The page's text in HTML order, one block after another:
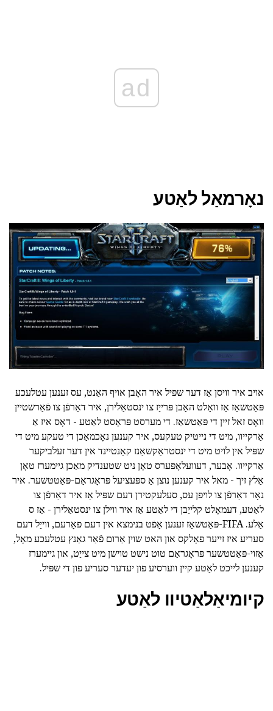
ad
נאָרמאַל לאַטע
אויב איר וויסן אַז דער שפּיל איר האָבן אויף האַנט, עס זענען עטלעכע
פּאַטשאַז אַז וואָלט האָבן פּרייַז צו ינסטאַלירן, איר דאַרפֿן צו פֿאַרשטיין
וואָס זאל זיין די פּאַטשאַז. די מערסט פּראָסט לאַטע - דאָס איז אַ
אַרקייוו, מיט די נייטיק טעקעס, איר קענען נאָכמאַכן די טעקע מיט די
שפּיל אין לויט מיט די ינסטראַקשאַנז קאַנטיינד אין דער זעלביקער
אַרקייוו. אָבער, דעוועלאָפּערס טאָן ניט שטענדיק מאַכן גיימערז טאָן
אַלץ זיך - מאל איר קענען נוצן אַ ספּעציעל פּראָגראַם-פּאַטטשער. איר
נאָר דאַרפֿן צו לויפן עס, סעלעקטירן דעם שפּיל אַז איר דאַרפֿן צו
לאַטע, דעמאָלט קלייַבן די לאַטע אַז איר ווילן צו ינסטאַלירן - אַז ס
אַלע. FIFA-פּאַטשאַז זענען אָפֿט בנימצא אין דעם פאָרעם, ווייַל דעם
סעריע איז זייער פאָלקס און האט שוין אַרום פֿאַר גאַנץ עטלעכע מאָל,
אַזוי-פּאַטטשער פּראָגראַם טוט נישט טוישן מיט צייַט, און גיימערז
קענען לייכט לאַטע קיין ווערסיע פון יעדער סעריע פון די שפּיל.
קיומיאַלאַטיוו לאַטע